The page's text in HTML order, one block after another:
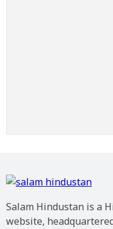
Salam Hindustan is a
website,